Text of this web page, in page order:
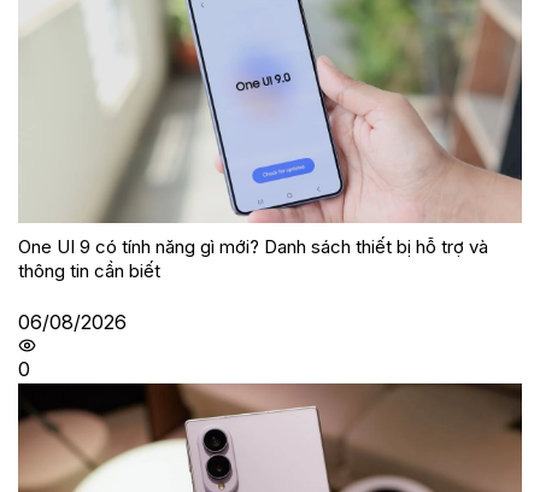
One UI 9 có tính năng gì mới? Danh sách thiết bị hỗ trợ và
thông tin cần biết
06/08/2026
0